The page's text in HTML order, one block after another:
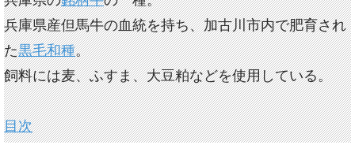
兵庫県産但馬牛の血統を持ち、加古川市内で肥育され
た黒毛和種。
飼料には麦、ふすま、大豆粕などを使用している。
目次